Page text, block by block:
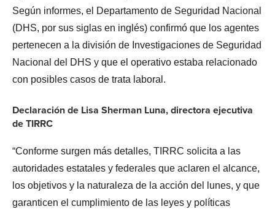
Según informes, el Departamento de Seguridad Nacional
(DHS, por sus siglas en inglés) confirmó que los agentes
pertenecen a la división de Investigaciones de Seguridad
Nacional del DHS y que el operativo estaba relacionado
con posibles casos de trata laboral.
Declaración de Lisa Sherman Luna, directora ejecutiva
de TIRRC
“Conforme surgen más detalles, TIRRC solicita a las
autoridades estatales y federales que aclaren el alcance,
los objetivos y la naturaleza de la acción del lunes, y que
garanticen el cumplimiento de las leyes y políticas